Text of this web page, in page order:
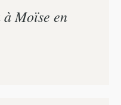
Moïse en